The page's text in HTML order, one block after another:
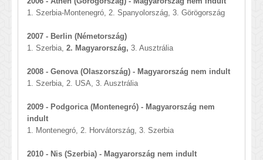
1. Szerbia-Montenegró, 2. Spanyolország, 3. Görögország
2007 - Berlin (Németország)
1. Szerbia, 2. Magyarország, 3. Ausztrália
2008 - Genova (Olaszország) - Magyarország nem indult
1. Szerbia, 2. USA, 3. Ausztrália
2009 - Podgorica (Montenegró) - Magyarország nem
indult
1. Montenegró, 2. Horvátország, 3. Szerbia
2010 - Nis (Szerbia) - Magyarország nem indult